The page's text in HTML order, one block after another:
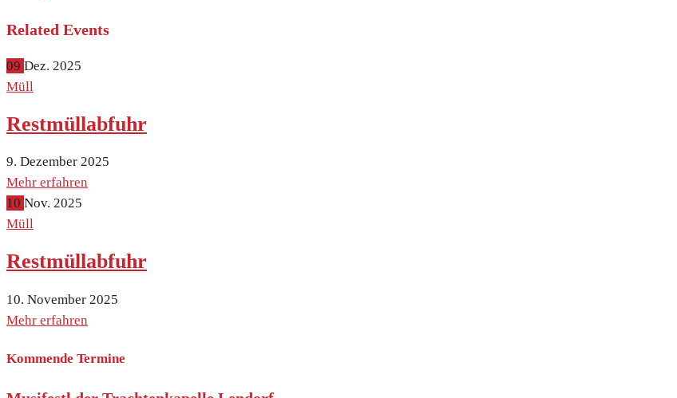
Related Events
09 Dez. 2025
Müll
Restmüllabfuhr
9. Dezember 2025
Mehr erfahren
10 Nov. 2025
Müll
Restmüllabfuhr
10. November 2025
Mehr erfahren
Kommende Termine